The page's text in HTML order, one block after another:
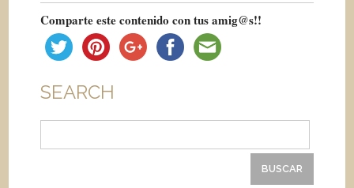
Comparte este contenido con tus amig@s!!
SEARCH